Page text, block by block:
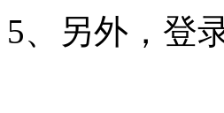
5、另外，登